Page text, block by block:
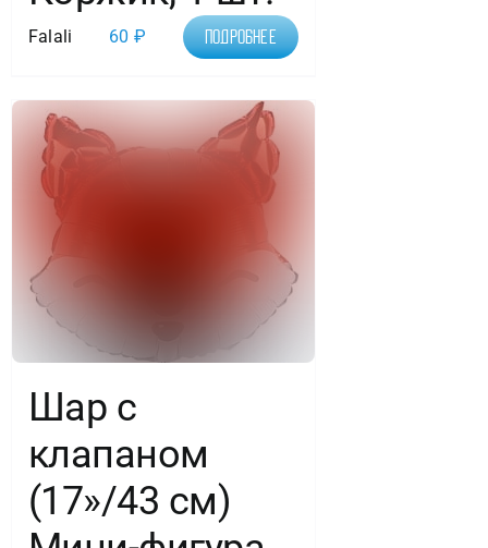
Falali 60 ₽ Подробнее
Шар с
клапаном
(17»/43 см)